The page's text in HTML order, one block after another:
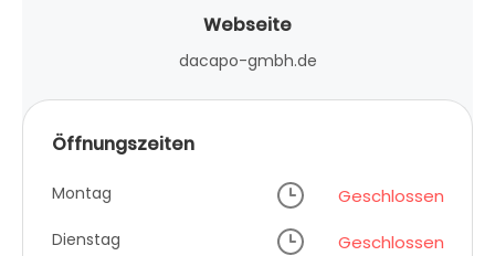
Webseite
dacapo-gmbh.de
Öffnungszeiten
Montag Geschlossen
Dienstag Geschlossen